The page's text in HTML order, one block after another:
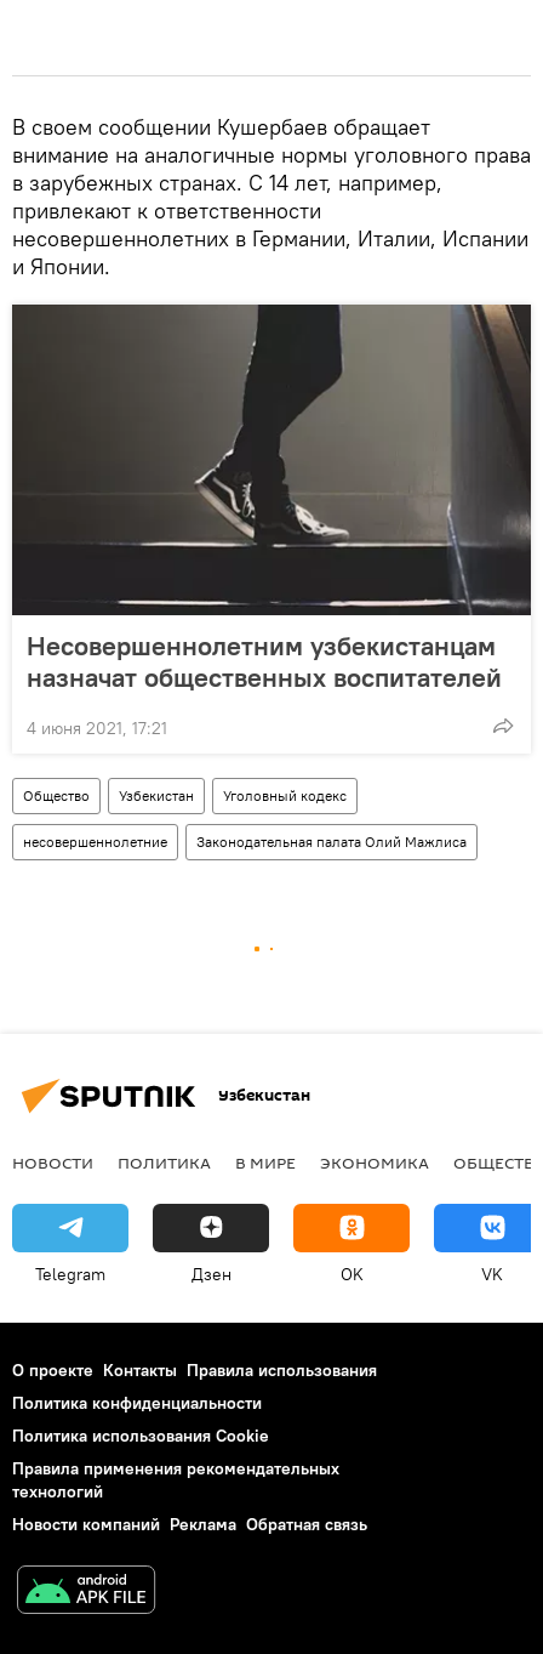
В своем сообщении Кушербаев обращает
внимание на аналогичные нормы уголовного права
в зарубежных странах. С 14 лет, например,
привлекают к ответственности
несовершеннолетних в Германии, Италии, Испании
и Японии.
Несовершеннолетним узбекистанцам
назначат общественных воспитателей
4 июня 2021, 17:21
Общество Узбекистан Уголовный кодекс
несовершеннолетние Законодательная палата Олий Мажлиса
Узбекистан
НОВОСТИ ПОЛИТИКА В МИРЕ ЭКОНОМИКА
Telegram Дзен OK VK
О проекте Контакты Правила использования
Политика конфиденциальности
Политика использования Cookie
Правила применения рекомендательных
технологий
Новости компаний Реклама Обратная связь